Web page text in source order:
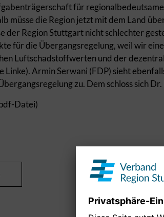
für
müsse die Region jetzt mit dem Land
der Region Stuttgart nicht schlechter
für die Übergangsregelung, weil wir
Luftschadstoffwerten und der
Linke). Armin Serwani (FDP) sieht
zu. Dem schloss sich
Datei)